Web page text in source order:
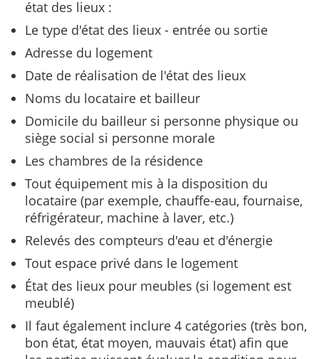
état des lieux :
Le type d'état des lieux - entrée ou sortie
Adresse du logement
Date de réalisation de l'état des lieux
Noms du locataire et bailleur
Domicile du bailleur si personne physique ou
siège social si personne morale
Les chambres de la résidence
Tout équipement mis à la disposition du
locataire (par exemple, chauffe-eau, fournaise,
réfrigérateur, machine à laver, etc.)
Relevés des compteurs d'eau et d'énergie
Tout espace privé dans le logement
État des lieux pour meubles (si logement est
meublé)
Il faut également inclure 4 catégories (très bon,
bon état, état moyen, mauvais état) afin que